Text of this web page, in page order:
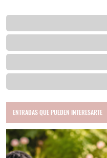
ENTRADAS QUE PUEDEN INTERESARTE